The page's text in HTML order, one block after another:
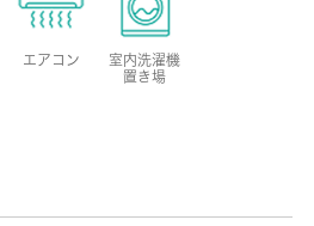
エアコン
室内洗濯機
置き場